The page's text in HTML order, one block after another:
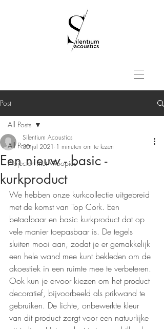
Post
All Posts
Projecten met Woopies
All Posts
Een nieuw - basic -
kurkproduct
Silentium Acoustics
30 jul 2021 1 minuten om te lezen
We hebben onze kurkcollectie uitgebreid
met de komst van Top Cork. Een
betaalbaar en basic kurkproduct dat op
vele manier toepasbaar is. De tegels
sluiten mooi aan, zodat je er gemakkelijk
een hele wand mee kunt bekleden om de
akoestiek in een ruimte mee te verbeteren.
Ook kun je ervoor kiezen om het product
decoratief, bijvoorbeeld als prikwand te
gebruiken. De lichte, onbewerkte kleur
van dit product zorgt voor een natuurlijke